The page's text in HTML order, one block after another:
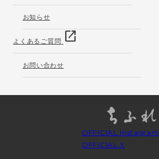
お知らせ
よくあるご質問 open_in_new
お問い合わせ
OFFICIAL Instagram
OFFICIAL X